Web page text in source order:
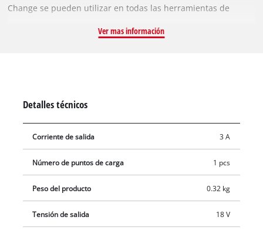
Change se pueden utilizar en todas las herramientas de
Einhell. Los cargadores de la serie son universales para todas
al mismo tiempo, ofrece flexibilidad en la casa y el jardín.
Tampoco hay desorden ni caos con los más diferentes
cargadores para cada equipo individual. La independencia del
baterías Power X-Change en el coche o autocaravana, por
ejemplo, en el camping, en el bosque o en la playa. La
electrónica de protección de 2 etapas presente para la batería
del coche asegura a través de luces de control que el coche se
pueda arrancar en todo momento. Con ayuda de ojales de
Ver mas información
Detalles técnicos
Corriente de salida 3 A
Número de puntos de carga 1 pcs
Peso del producto 0.32 kg
Tensión de salida 18 V